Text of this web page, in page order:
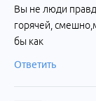
Вы не люди
горячей,
бы как
Ответить